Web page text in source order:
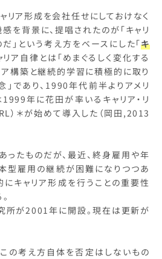
リア形成を会社任せにしておけなく
感を背景に、提唱されたのが「キャリ
」という考え方をベースにした「キ
リア自律とは「めまぐるしく変化する
構築と継続的学習に積極的に取り
であり、1990年代前半よりアメリ
年に花田が率いるキャリア・リ
）＊が始めて導入した（岡田,2013
たものだが、最近、終身雇用や年
型雇用の継続が困難になりつつあ
キャリア形成を行うことの重要性
所が2001年に開設。現在は更新が
の考え方自体を否定はしないもの